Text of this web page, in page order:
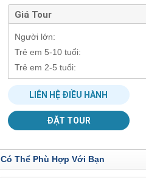
Giá Tour
Người lớn:
Trẻ em 5-10 tuổi:
Trẻ em 2-5 tuổi:
LIÊN HỆ ĐIỀU HÀNH
ĐẶT TOUR
Có Thể Phù Hợp Với Bạn